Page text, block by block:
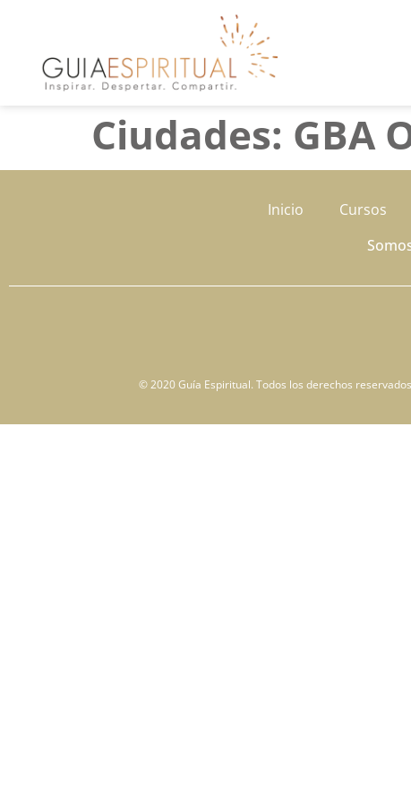
Ciudades: GBA
Inicio Cursos
© 2020 Guía Espiritual. Todos los derechos